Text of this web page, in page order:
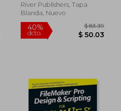
River Publishers, Tapa
Blanda, Nuevo